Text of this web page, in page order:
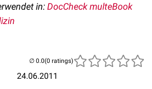
in:DocCheck multeBook
24.06.2011
(0 ratings)